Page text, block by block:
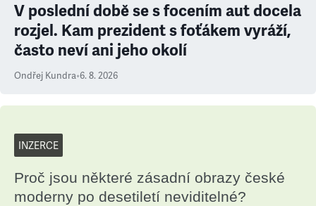
V poslední době se s focením aut docela
rozjel. Kam prezident s foťákem vyráží,
často neví ani jeho okolí
Ondřej Kundra•6. 8. 2026
INZERCE
Proč jsou některé zásadní obrazy české
moderny po desetiletí neviditelné?